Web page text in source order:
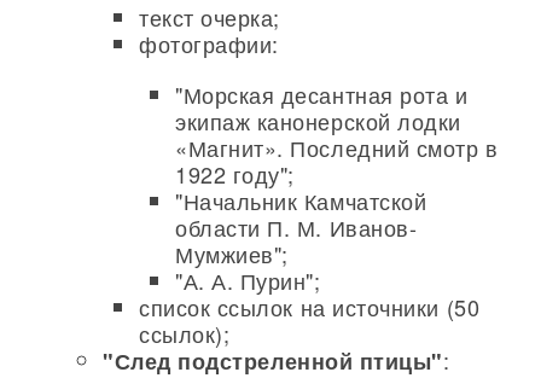
текст очерка;
фотографии:
"Морская десантная рота и
экипаж канонерской лодки
«Магнит». Последний смотр в
1922 году";
"Начальник Камчатской
области П. М. Иванов-
Мумжиев";
"А. А. Пурин";
список ссылок на источники (50
ссылок);
"След подстреленной птицы":